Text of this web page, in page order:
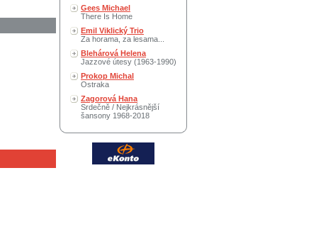
Gees Michael
There Is Home
Emil Viklický Trio
Za horama, za lesama...
Blehárová Helena
Jazzové útesy (1963-1990)
Prokop Michal
Ostraka
Zagorová Hana
Srdečně / Nejkrásnější
šansony 1968-2018